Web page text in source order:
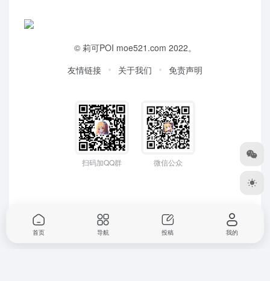
© 莉可POI moe521.com 2022。
友情链接
关于我们 免责声明
扫码加QQ群 微信公众
首页 导航 投稿 我的